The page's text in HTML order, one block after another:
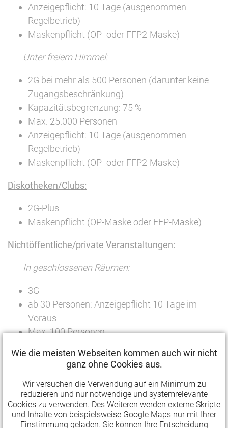
Anzeigepflicht: 10 Tage (ausgenommen
Regelbetrieb)
Maskenpflicht (OP- oder FFP2-Maske)
Unter freiem Himmel:
2G bei mehr als 500 Personen (darunter keine
Zugangsbeschränkung)
Kapazitätsbegrenzung: 75 %
Max. 25.000 Personen
Anzeigepflicht: 10 Tage (ausgenommen
Regelbetrieb)
Maskenpflicht (OP- oder FFP2-Maske)
Diskotheken/Clubs:
2G-Plus
Maskenpflicht (OP-Maske oder FFP-Maske)
Nichtöffentliche/private Veranstaltungen:
In geschlossenen Räumen:
3G
ab 30 Personen: Anzeigepflicht 10 Tage im
Voraus
Max. 100 Personen
Unter freiem Himmel:
Voraus
Max. 200 Personen
Wie die meisten Webseiten kommen auch wir nicht
ganz ohne Cookies aus.
Wir versuchen die Verwendung auf ein Minimum zu
reduzieren und nur notwendige und systemrelevante
Cookies zu verwenden. Des Weiteren werden externe Skripte
und Inhalte von beispielsweise Google Maps nur mit Ihrer
Einstimmung geladen. Sie können Ihre Entscheidung